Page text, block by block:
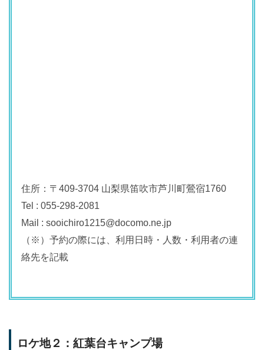
住所：〒409-3704 山梨県笛吹市芦川町鶯宿1760
Tel : 055-298-2081
Mail : sooichiro1215@docomo.ne.jp
（※）予約の際には、利用日時・人数・利用者の連
絡先を記載
ロケ地２：紅葉台キャンプ場